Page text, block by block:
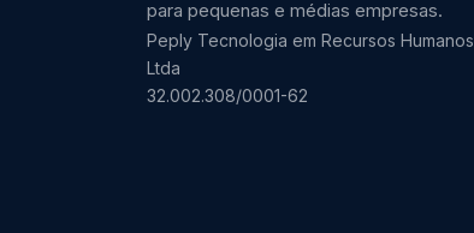
para pequenas e médias empresas.
Peply Tecnologia em Recursos Humanos
Ltda
32.002.308/0001-62